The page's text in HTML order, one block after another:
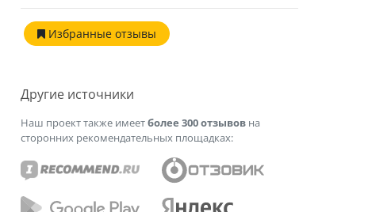
Избранные отзывы
Другие источники
Наш проект также имеетболее 300 отзывов на
сторонних рекомендательных площадках: